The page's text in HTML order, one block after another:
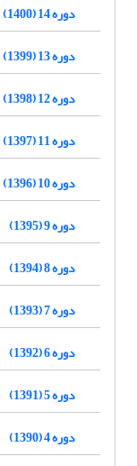
دوره 14 (1400)
دوره 13 (1399)
دوره 12 (1398)
دوره 11 (1397)
دوره 10 (1396)
دوره 9 (1395)
دوره 8 (1394)
دوره 7 (1393)
دوره 6 (1392)
دوره 5 (1391)
دوره 4 (1390)